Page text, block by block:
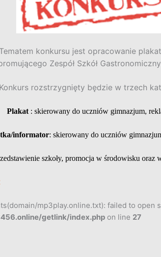
Tematem konkursu jest opracowanie
Zespół Szkół
Konkurs rozstrzygnięty będzie w trzech
Plakat : skierowany do uczniów gimnazjum,
informator: skierowany do uczniów
szkoły, promocja w środowisku oraz
mp3play.online.txt): failed to open
getlink/index.php on line 27